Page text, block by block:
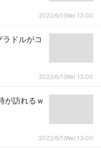
2022/6/1(We) 13:00
ラドルがコ
2022/6/1(We) 13:00
が訪れるｗ
2022/6/1(We) 13:00